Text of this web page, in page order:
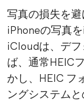
写真の損失を
iPhoneの写真
iCloudは、デ
ば、通常HEIC
かし、HEIC フ
ングシステム